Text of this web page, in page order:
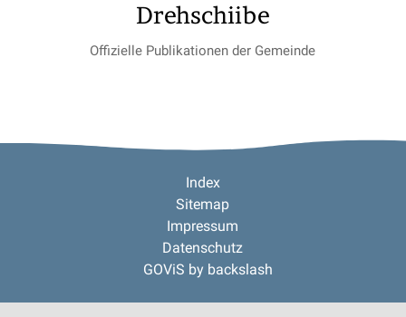
Drehschiibe
Offizielle Publikationen der Gemeinde
Index
Sitemap
Impressum
Datenschutz
GOViS by backslash